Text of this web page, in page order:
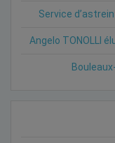
Service
Angelo TONOLLI